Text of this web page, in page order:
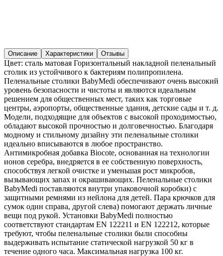
Описание Характеристики Отзывы
Цвет: сталь матовая Горизонтальный накладной пеленальный
столик из устойчивого к бактериям полипропилена.
Пеленальные столики BabyMedi обеспечивают очень высокий
уровень безопасности и чистоты и являются идеальным
решением для общественных мест, таких как торговые
центры, аэропорты, общественные здания, детские сады и т. д.
Модели, подходящие для объектов с высокой проходимостью,
обладают высокой прочностью и долговечностью. Благодаря
модному и стильному дизайну эти пеленальные столики
идеально вписываются в любое пространство.
Антимикробная добавка Biocote, основанная на технологии
ионов серебра, внедряется в ее собственную поверхность,
способствуя легкой очистке и уменьшая рост микробов,
вызывающих запах и окрашивающих. Пеленальные столики
BabyMedi поставляются внутри упаковочной коробки) с
защитными ремнями из нейлона для детей. Пара крючков для
сумок один справа, другой слева) помогают держать личные
вещи под рукой. Установки BabyMedi полностью
соответствуют стандартам EN 122211 и EN 122212, которые
требуют, чтобы пеленальные столики были способны
выдерживать испытание статической нагрузкой 50 кг в
течение одного часа. Максимальная нагрузка 100 кг.